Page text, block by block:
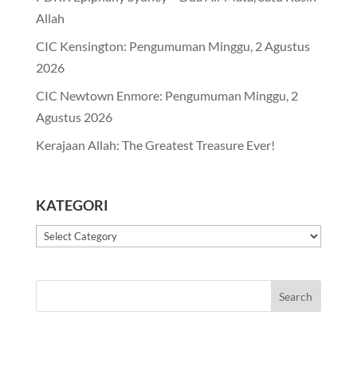
Allah
CIC Kensington: Pengumuman Minggu, 2 Agustus
2026
CIC Newtown Enmore: Pengumuman Minggu, 2
Agustus 2026
Kerajaan Allah: The Greatest Treasure Ever!
KATEGORI
Kategori